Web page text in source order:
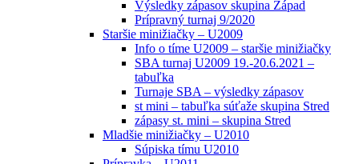
Výsledky zápasov skupina Západ
Prípravný turnaj 9/2020
Staršie minižiačky – U2009
Info o tíme U2009 – staršie minižiačky
SBA turnaj U2009 19.-20.6.2021 –
tabuľka
Turnaje SBA – výsledky zápasov
st mini – tabuľka súťaže skupina Stred
zápasy st. mini – skupina Stred
Mladšie minižiačky – U2010
Súpiska tímu U2010